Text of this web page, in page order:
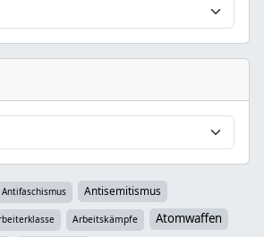
Antifaschismus Antisemitismus
Arbeitskämpfe Atomwaffen